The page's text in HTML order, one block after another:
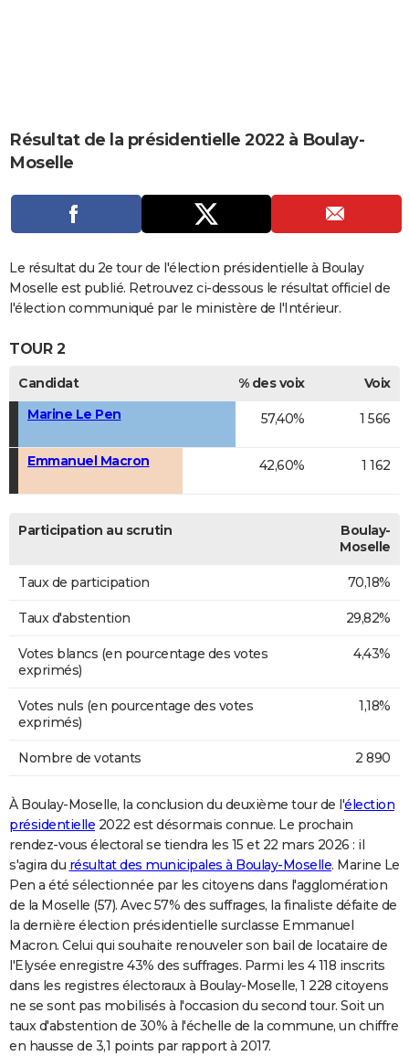
CARTE DE VOEUX
Carte de Noël
Carte Bonne année
Carte Saint-Valentin
Carte Pâques
Carte d'anniversaire
DICTIONNAIRE
Dictionnaire
Biographies
Expressions
Proverbes
PROGRAMME TV
S'inscrire
Se connecter
Lycées
Collèges
Primaires
Universités
Entreprises
Service militaire
Avis de recherche
AVIS DE DÉCÈS
Bricolage
Lifestyle
Culture
Sport
Auto
Television
Voyage
Cinema
Résultat de la présidentielle 2022 à Boulay-
Moselle
Le résultat du 2e tour de l'élection présidentielle à Boulay
Moselle est publié. Retrouvez ci-dessous le résultat officiel de
l'élection communiqué par le ministère de l'Intérieur.
TOUR 2
Candidat % des voix
Voix
Marine Le Pen
57,40% 1 566
Emmanuel Macron 42,60% 1 162
Participation au scrutin
Boulay-
Moselle
Taux de participation 70,18%
Taux d'abstention 29,82%
Votes blancs (en pourcentage des votes
exprimés)
4,43%
Votes nuls (en pourcentage des votes
exprimés)
1,18%
Nombre de votants 2 890
À Boulay-Moselle, la conclusion du deuxième tour de l'élection
présidentielle 2022 est désormais connue. Le prochain
rendez-vous électoral se tiendra les 15 et 22 mars 2026 : il
s'agira du résultat des municipales à Boulay-Moselle. Marine Le
Pen a été sélectionnée par les citoyens dans l'agglomération
de la Moselle (57). Avec 57% des suffrages, la finaliste défaite de
la dernière élection présidentielle surclasse Emmanuel
Macron. Celui qui souhaite renouveler son bail de locataire de
l'Elysée enregistre 43% des suffrages. Parmi les 4 118 inscrits
dans les registres électoraux à Boulay-Moselle, 1 228 citoyens
ne se sont pas mobilisés à l'occasion du second tour. Soit un
taux d'abstention de 30% à l'échelle de la commune, un chiffre
en hausse de 3,1 points par rapport à 2017.